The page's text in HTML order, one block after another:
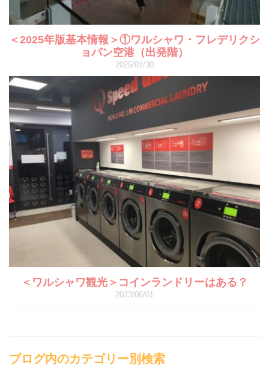
＜2025年版基本情報＞①ワルシャワ・フレデリクシ
ョパン空港（出発階）
2025/01/30
＜ワルシャワ観光＞コインランドリーはある？
2023/06/01
ブログ内のカテゴリー別検索